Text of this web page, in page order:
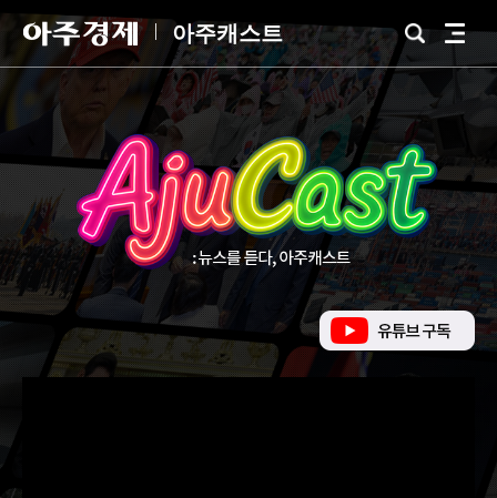
아
주
경
제
아주캐스트
검
색
전
체
메
뉴
유
튜
브